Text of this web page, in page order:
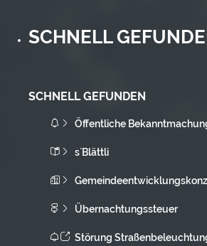
SCHNELL
SCHNELL GEFUNDEN
Öffentliche
s`Blättli
Übernachtungssteuer
Störung